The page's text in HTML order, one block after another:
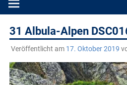
31 Albula-Alpen
Veröffentlicht am 17. Oktober 2019